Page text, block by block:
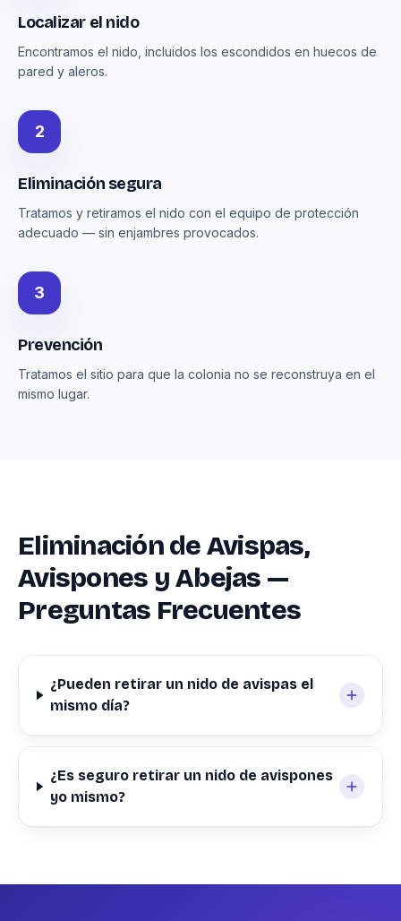
Localizar el nido
Encontramos el nido, incluidos los escondidos en huecos de
pared y aleros.
2
Eliminación segura
Tratamos y retiramos el nido con el equipo de protección
adecuado — sin enjambres provocados.
3
Prevención
Tratamos el sitio para que la colonia no se reconstruya en el
mismo lugar.
Eliminación de Avispas,
Avispones y Abejas —
Preguntas Frecuentes
¿Pueden retirar un nido de avispas el
mismo día?
¿Es seguro retirar un nido de avispones
yo mismo?